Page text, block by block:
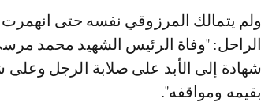
ولم يتمالك المرزوقي نفسه حتى انهمرت دموعه، حيث قال عن الرئيس المصري
الراحل: "وفاة الرئيس الشهيد محمد
شهادة إلى الأبد على صلابة الرجل
بقيمه ومواقفه".